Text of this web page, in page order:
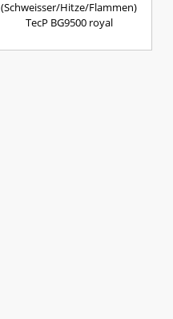
(Schweisser/Hitze/Flammen)
TecP BG9500 royal